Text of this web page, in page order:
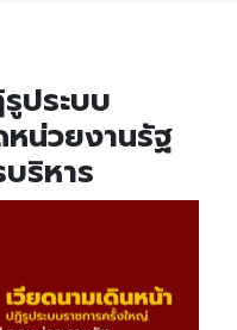
ประบบ
น่วยงานรัฐ
ริหาร